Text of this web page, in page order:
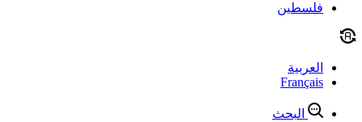
فلسطين
العربية
Français
البحث